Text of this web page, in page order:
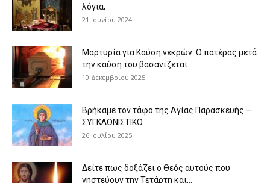
λόγια;
21 Ιουνίου 2024
Μαρτυρία για Καύση νεκρών: Ο πατέρας μετά
την καύση του βασανίζεται...
10 Δεκεμβρίου 2025
Βρήκαμε τον τάφο της Αγίας Παρασκευής –
ΣΥΓΚΛΟΝΙΣΤΙΚΟ
26 Ιουλίου 2025
Δείτε πως δοξάζει ο Θεός αυτούς που
νηστεύουν την Τετάρτη και...